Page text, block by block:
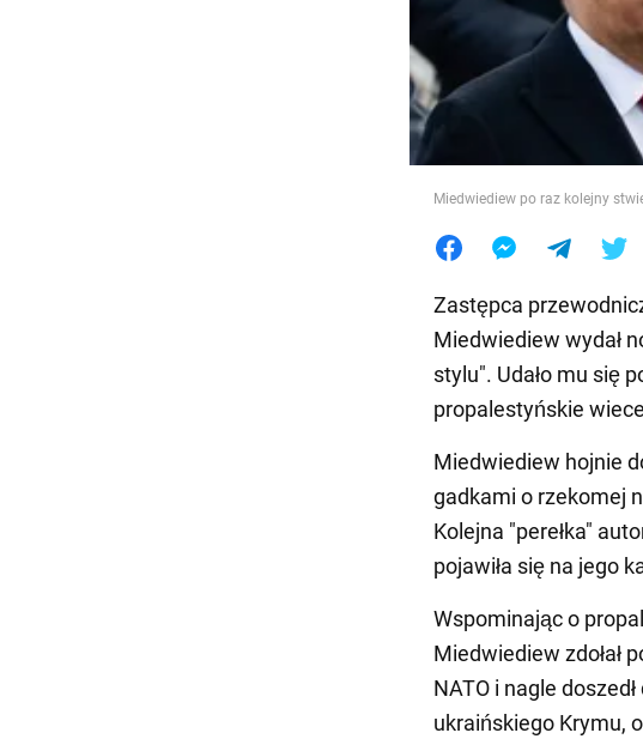
Jedzenie
Miedwiediew po raz kolejny
Zastępca
Miedwiediew wydał
stylu". Udało mu się
propalestyńskie
Miedwiediew hojnie
gadkami o rzekomej
Kolejna "perełka"
pojawiła się na jego
Wspominając o
Miedwiediew zdołał
NATO i nagle
ukraińskiego Krymu,